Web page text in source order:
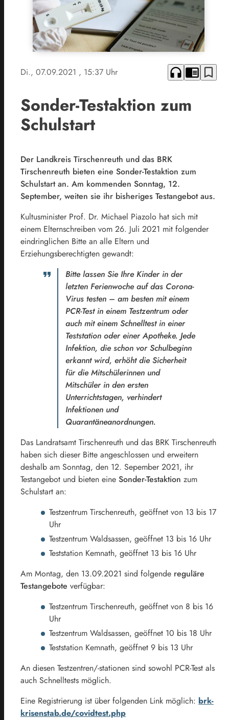
Di., 07.09.2021 , 15:37 Uhr headphones chrome_reader_mode bookmark_border
Sonder-Testaktion zum
Schulstart
Der Landkreis Tirschenreuth und das BRK
Tirschenreuth bieten eine Sonder-Testaktion zum
Schulstart an. Am kommenden Sonntag, 12.
September, weiten sie ihr bisheriges Testangebot aus.
Kultusminister Prof. Dr. Michael Piazolo hat sich mit
einem Elternschreiben vom 26. Juli 2021 mit folgender
eindringlichen Bitte an alle Eltern und
Erziehungsberechtigten gewandt:
Bitte lassen Sie Ihre Kinder in der
letzten Ferienwoche auf das Corona-
Virus testen – am besten mit einem
PCR-Test in einem Testzentrum oder
auch mit einem Schnelltest in einer
Teststation oder einer Apotheke. Jede
Infektion, die schon vor Schulbeginn
erkannt wird, erhöht die Sicherheit
für die Mitschülerinnen und
Mitschüler in den ersten
Unterrichtstagen, verhindert
Infektionen und
Quarantäneanordnungen.
Das Landratsamt Tirschenreuth und das BRK Tirschenreuth
haben sich dieser Bitte angeschlossen und erweitern
deshalb am Sonntag, den 12. Sepember 2021, ihr
Testangebot und bieten eine Sonder-Testaktion zum
Schulstart an:
Testzentrum Tirschenreuth, geöffnet von 13 bis 17
Uhr
Testzentrum Waldsassen, geöffnet 13 bis 16 Uhr
Teststation Kemnath, geöffnet 13 bis 16 Uhr
Am Montag, den 13.09.2021 sind folgende reguläre
Testangebote verfügbar:
Testzentrum Tirschenreuth, geöffnet von 8 bis 16
Uhr
Testzentrum Waldsassen, geöffnet 10 bis 18 Uhr
Teststation Kemnath, geöffnet 9 bis 13 Uhr
An diesen Testzentren/-stationen sind sowohl PCR-Test als
auch Schnelltests möglich.
Eine Registrierung ist über folgenden Link möglich: brk-
krisenstab.de/covidtest.php